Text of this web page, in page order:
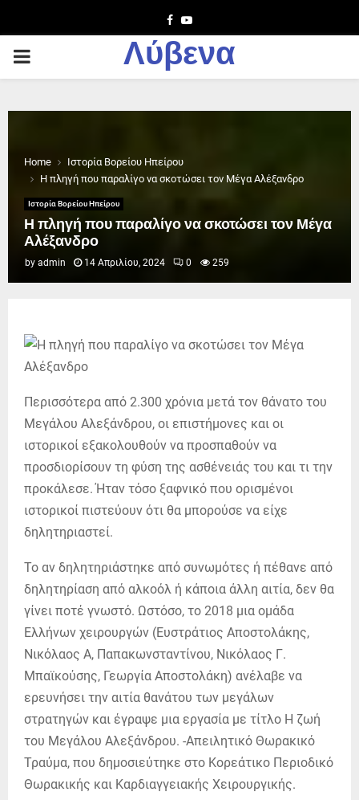
Facebook
Youtube
PRIMARY
Λύβενα
Home
Ιστορία Βορείου Ηπείρου
Η πληγή που παραλίγο να σκοτώσει τον Μέγα Αλέξανδρο
Ιστορία Βορείου Ηπείρου
Η πληγή που παραλίγο να σκοτώσει τον Μέγα
Αλέξανδρο
by admin 14 Απριλίου, 2024 0 259
Περισσότερα από 2.300 χρόνια μετά τον θάνατο του
Μεγάλου Αλεξάνδρου, οι επιστήμονες και οι
ιστορικοί εξακολουθούν να προσπαθούν να
προσδιορίσουν τη φύση της ασθένειάς του και τι την
προκάλεσε. Ήταν τόσο ξαφνικό που ορισμένοι
ιστορικοί πιστεύουν ότι θα μπορούσε να είχε
δηλητηριαστεί.
Το αν δηλητηριάστηκε από συνωμότες ή πέθανε από
δηλητηρίαση από αλκοόλ ή κάποια άλλη αιτία, δεν θα
γίνει ποτέ γνωστό. Ωστόσο, το 2018 μια ομάδα
Ελλήνων χειρουργών (Ευστράτιος Αποστολάκης,
Νικόλαος Α, Παπακωνσταντίνου, Νικόλαος Γ.
Μπαϊκούσης, Γεωργία Αποστολάκη) ανέλαβε να
ερευνήσει την αιτία θανάτου των μεγάλων
στρατηγών και έγραψε μια εργασία με τίτλο Η ζωή
του Μεγάλου Αλεξάνδρου. -Απειλητικό Θωρακικό
Τραύμα, που δημοσιεύτηκε στο Κορεάτικο Περιοδικό
Θωρακικής και Καρδιαγγειακής Χειρουργικής.